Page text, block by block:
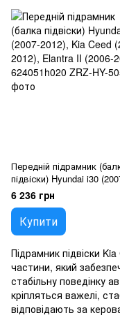
Передній підрамник
підвіски) Hyundai i30
2012), Kia Ceed (2006-
Elantra II (2006-2012),
624051h020
6 236 грн
Купити
Підрамник підвіски
частини, який
стабільну поведінку
кріпляться важелі,
відповідають за